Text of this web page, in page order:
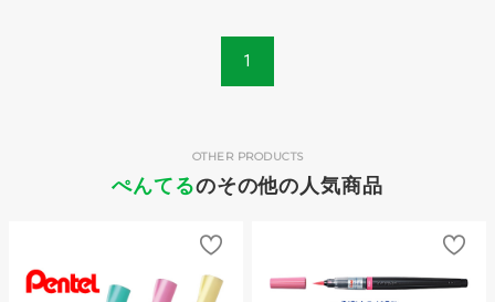
1
ぺんてるのその他の人気商品
OTHER PRODUCTS